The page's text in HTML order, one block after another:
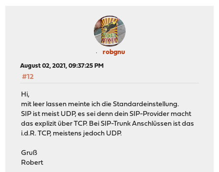
robgnu
August 02, 2021, 09:37:25 PM
#12
Hi,
mit leer lassen meinte ich die Standardeinstellung.
SIP ist meist UDP, es sei denn dein SIP-Provider macht
das explizit über TCP. Bei SIP-Trunk Anschlüssen ist das
i.d.R. TCP, meistens jedoch UDP.
Gruß
Robert